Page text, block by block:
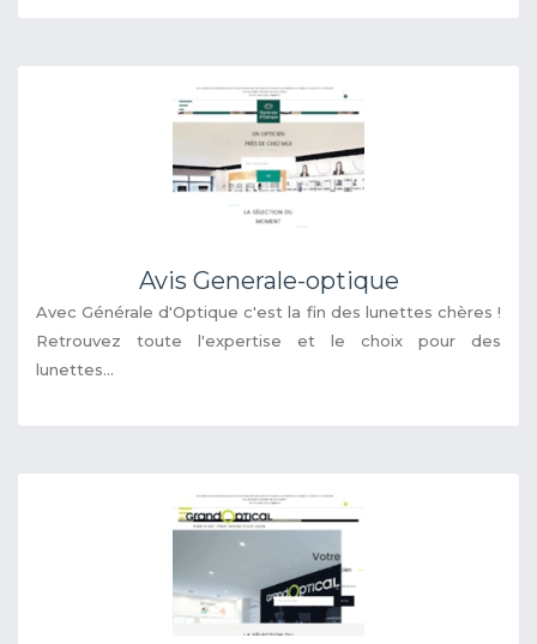
Avis Generale-optique
Avec Générale d'Optique c'est la fin des lunettes chères !
Retrouvez toute l'expertise et le choix pour des
lunettes...